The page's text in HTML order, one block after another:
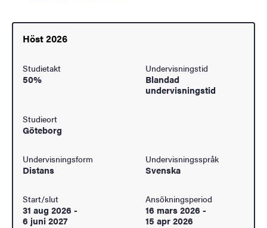
Höst 2026
Studietakt
50%
Undervisningstid
Blandad
undervisningstid
Studieort
Göteborg
Undervisningsform
Distans
Undervisningsspråk
Svenska
Start/slut
31 aug 2026 -
6 juni 2027
Ansökningsperiod
16 mars 2026 -
15 apr 2026